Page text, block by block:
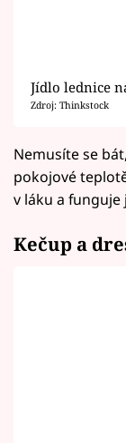
Jídlo lednice
Zdroj: Thinkstock
Nemusíte se
pokojové
v láku a
Kečup a